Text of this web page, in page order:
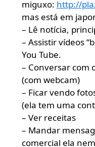
miguxo: http://
mas está em
– Lê notícia,
– Assistir vídeos
You Tube.
– Conversar com
(com webcam)
– Ficar vendo
(ela tem uma
– Ver receitas
– Mandar
comercial ela